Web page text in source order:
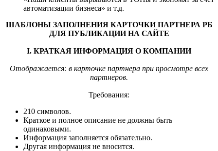
автоматизации бизнеса» и т.д.
ШАБЛОНЫ ЗАПОЛНЕНИЯ КАРТОЧКИ ПАРТНЕРА РБ
ДЛЯ ПУБЛИКАЦИИ НА САЙТЕ
I. КРАТКАЯ ИНФОРМАЦИЯ О КОМПАНИИ
Отображается: в карточке партнера при просмотре всех
партнеров.
Требования:
210 символов.
Краткое и полное описание не должны быть
одинаковыми.
Информация заполняется обязательно.
Другая информация не вносится.